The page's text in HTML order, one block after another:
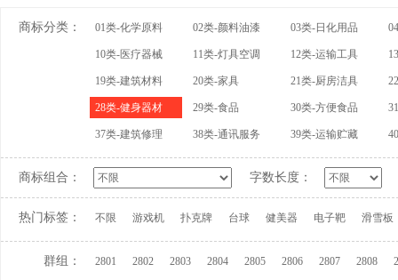
商标分类： 01类-化学原料 02类-颜料油漆 03类-日化用品
10类-医疗器械 11类-灯具空调 12类-运输工具
19类-建筑材料 20类-家具 21类-厨房洁具
28类-健身器材 29类-食品 30类-方便食品
37类-建筑修理 38类-通讯服务 39类-运输贮藏
商标组合： 字数长度：
热门标签： 不限 游戏机 扑克牌 台球 健美器 电子靶 滑雪板
群组： 2801 2802 2803 2804 2805 2806 2807 2808